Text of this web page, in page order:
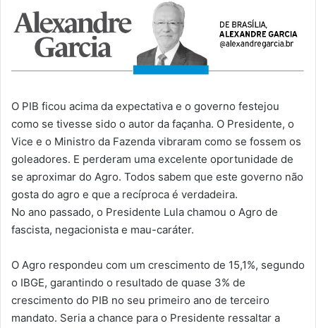
O PIB ficou acima da expectativa e o governo festejou
como se tivesse sido o autor da façanha. O Presidente, o
Vice e o Ministro da Fazenda vibraram como se fossem os
goleadores. E perderam uma excelente oportunidade de
se aproximar do Agro. Todos sabem que este governo não
gosta do agro e que a recíproca é verdadeira.
No ano passado, o Presidente Lula chamou o Agro de
fascista, negacionista e mau-caráter.
O Agro respondeu com um crescimento de 15,1%, segundo
o IBGE, garantindo o resultado de quase 3% de
crescimento do PIB no seu primeiro ano de terceiro
mandato. Seria a chance para o Presidente ressaltar a